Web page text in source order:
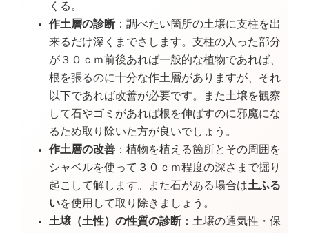
くる。
作土層の診断 ：調べたい箇所の土壌に支柱を出
来るだけ深くまでさします。支柱の入った部分
が３０ｃｍ前後あれば一般的な植物であれば、
根を張るのに十分な作土層がありますが、それ
以下であれば改善が必要です。また土壌を観察
して石やゴミがあれば根を伸ばすのに邪魔にな
るため取り除いた方が良いでしょう。
作土層の改善 ：植物を植える箇所とその周囲を
シャベルを使って３０ｃｍ程度の深さまで掘り
起こして解します。また石がある場合は土ふる
いを使用して取り除きましょう。
土壌（土性）の性質の診断 ：土壌の通気性・保